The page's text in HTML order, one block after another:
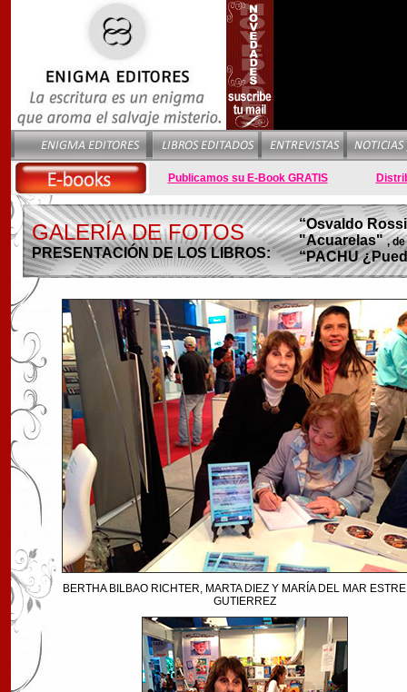
Publicamos su E-Book GRATIS
GALERÍA DE FOTOS
PRESENTACIÓN DE LOS LIBROS:
“Osvaldo
"Acuarelas",
“PACHU
BERTHA BILBAO RICHTER, MARTA DIEZ Y MARÍA DEL MAR
GUTIERREZ